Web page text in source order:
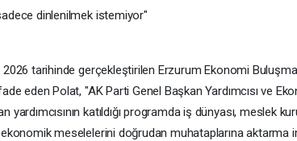
dinlenilmek istemiyor"
tarihinde gerçekleştirilen Erzurum Ekonomi
eden Polat, "AK Parti Genel Başkan Yardımcısı ve
yardımcısının katıldığı programda iş dünyası, meslek
meselelerini doğrudan muhataplarına aktarma